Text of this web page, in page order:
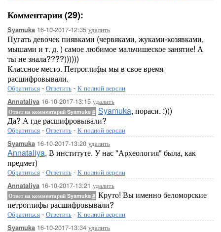
Комментарии (29):
Syamuka 16-10-2017-12:35 удалить
Пугать девочек пиявками (червяками, жуками-козявками,
мышами и т. д. ) самое любимое мальчишеское занятие! А
ты не знала????))))))
Классное место. Петроглифы мы в свое время
расшифровывали.
Обратиться - Ответить - К полной версии
Annataliya 16-10-2017-13:15 удалить
Ответ на комментарий Syamuka # Syamuka, пораси. :)))
Да? А где расшифровывали?
Обратиться - Ответить - К полной версии
Syamuka 16-10-2017-13:20 удалить
Annataliya, В институте. У нас "Археология" была, как
предмет)
Обратиться - Ответить - К полной версии
Annataliya 16-10-2017-13:21 удалить
Ответ на комментарий Syamuka # Круто! Вы именно беломорские
петроглифы расшифровывали?
Обратиться - Ответить - К полной версии
Syamuka 16-10-2017-13:34 удалить